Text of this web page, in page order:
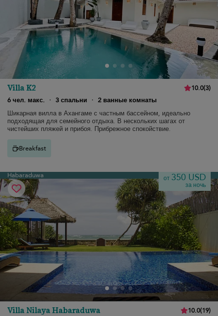
Villa K2 10.0(3)
6 чел. макс.
· 3 спальни · 2 ванные комнаты
Шикарная вилла в Ахангаме с частным бассейном, идеально
подходящая для семейного отдыха. В нескольких шагах от
чистейших пляжей и прибоя. Прибрежное спокойствие.
Breakfast
Habaraduwa от 350 USD
за ночь
Villa Nilaya Habaraduwa 10.0(19)